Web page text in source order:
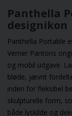
når vintermørket
falder på.
Panthella
designikon
Panthella Portable
Verner Pantons
og mobil udgave.
bløde, jævnt
inden for fleksibel
skulpturelle form,
både lyskilde og